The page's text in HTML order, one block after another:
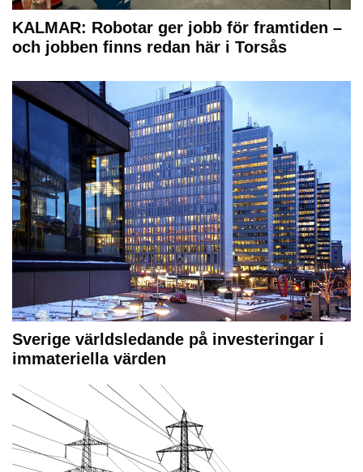
KALMAR: Robotar ger jobb för framtiden –
och jobben finns redan här i Torsås
Sverige världsledande på investeringar i
immateriella värden